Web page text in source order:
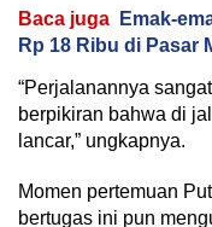
Baca juga
Emak-
Rp 18 Ribu di Pasar
“Perjalanannya
berpikiran bahwa di
lancar,” ungkapnya.
Momen pertemuan
bertugas ini pun